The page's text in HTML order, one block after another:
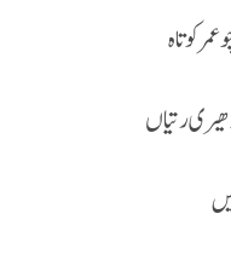
کوتاہ
رتیاں